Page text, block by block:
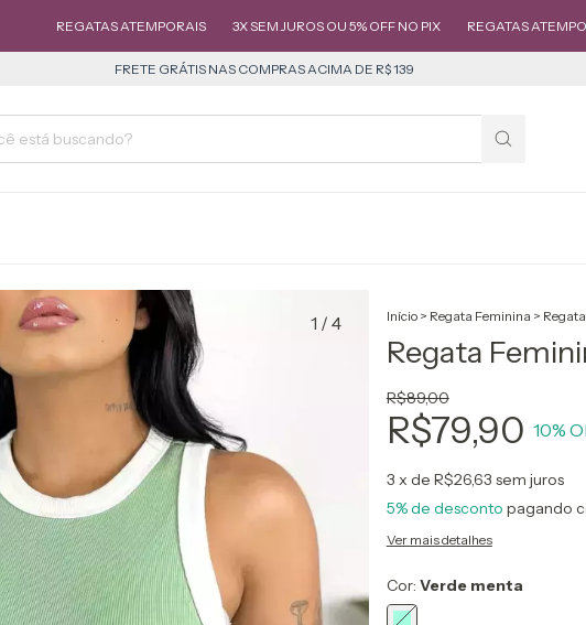
REGATAS ATEMPORAIS 3X SEM JUROS OU 5% OFF NO PIX REGATAS ATEMPORAIS
FRETE GRÁTIS NAS COMPRAS ACIMA DE R$ 139
1 / 4 Início > Regata Feminina >
Regata
R$89,00
R$79,90 10%
3 x de R$26,63 sem juros
5% de desconto pagando
Ver mais detalhes
Cor: Verde menta